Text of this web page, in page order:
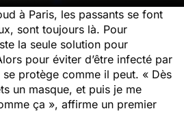
à Paris, les passants se font
sont toujours là. Pour
la seule solution pour
pour éviter d’être infecté par
protège comme il peut. « Dès
un masque, et puis je me
ça », affirme un premier